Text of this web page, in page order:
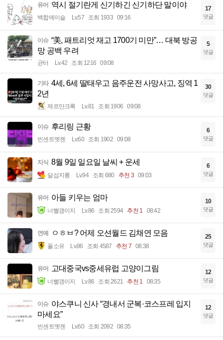
유머 역시 절기란게 신기하긴 신기하단 말이야
백합에이슬 Lv.57 조회 1933 09:16
17
댓글
이슈 “美, 패트리엇 재고 1700기 미만”… 대북 방공
망 공백 우려
균터 Lv.42 조회 1216 09:08
5
댓글
기타 4세, 6세 딸태우고 음주운전 사망사고, 징역 1
2년
제르만크록 Lv.81 조회 1906 09:08
30
댓글
이슈 후리링 근황
빈센트멧젠 Lv.60 조회 1902 09:08
6
댓글
지식 8월 9일 일요일 날씨 + 운세
달섭지롱 Lv.94 조회 680 추천 3 09:03
6
댓글
유머 아들 키우는 엄마
너빨갱이지 Lv.86 조회 2594 추천 1 08:42
10
댓글
연예 ㅇㅎㅂ? 어제 오션월드 김채연 모음
풀소유 Lv.86 조회 4587 추천 7 08:38
25
댓글
유머 고대중국vs중세유럽 고양이그림
너빨갱이지 Lv.86 조회 2621 추천 1 08:35
12
댓글
이슈 야스쿠니 신사 “경내서 군복·코스프레 입지
마세요”
빈센트멧젠 Lv.60 조회 2092 08:35
12
댓글